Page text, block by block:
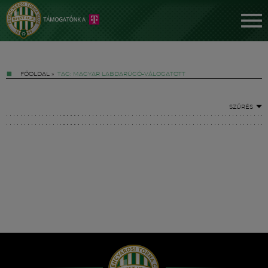
FŐOLDAL » TAG: MAGYAR LABDARÚGÓ-VÁLOGATOTT
SZŰRÉS
Hírek